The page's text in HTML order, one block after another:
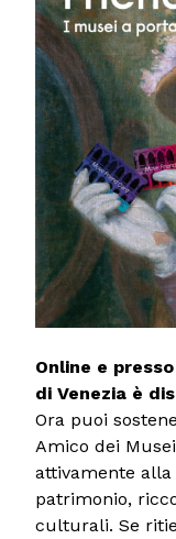
Online e
di Venezia è
Ora puoi
Amico dei
attivamente
patrimonio,
culturali. Se